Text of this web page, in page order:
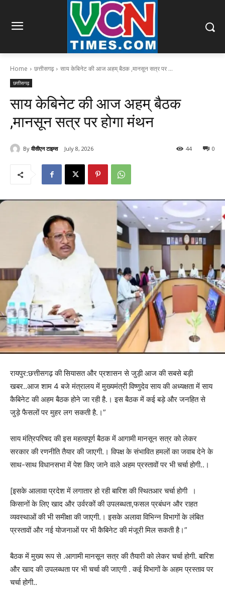
Home छत्तीसगढ़ साय केबिनेट की आज अहम् बैठक ,मानसून सत्र पर ...
छत्तीसगढ़
साय केबिनेट की आज अहम् बैठक
,मानसून सत्र पर होगा मंथन
By वीसीएन टाइम्स July 8, 2026 0
44
रायपुर:छत्तीसगढ़ की सियासत और प्रशासन से जुड़ी आज की सबसे बड़ी
खबर..आज शाम 4 बजे मंत्रालय में मुख्यमंत्री विष्णुदेव साय की अध्यक्षता में साय
कैबिनेट की अहम बैठक होने जा रही है.। इस बैठक में कई बड़े और जनहित से
जुड़े फैसलों पर मुहर लग सकती है.।”
साय मंत्रिपरिषद की इस महत्वपूर्ण बैठक में आगामी मानसून सत्र को लेकर
सरकार की रणनीति तैयार की जाएगी.। विपक्ष के संभावित हमलों का जवाब देने के
साथ-साथ विधानसभा में पेश किए जाने वाले अहम प्रस्तावों पर भी चर्चा होगी..।
[इसके आलावा प्रदेश में लगातार हो रही बारिश की स्थितआर चर्चा होगी ।
किसानों के लिए खाद और उर्वरकों की उपलब्धता,फसल प्रबंधन और राहत
व्यवस्थाओं की भी समीक्षा की जाएगी.। इसके अलावा विभिन्न विभागों के लंबित
प्रस्तावों और नई योजनाओं पर भी कैबिनेट की मंजूरी मिल सकती है।”
बैठक में मुख्य रूप से .आगामी मानसून सत्र की तैयारी को लेकर चर्चा होगी. बारिश
और खाद की उपलब्धता पर भी चर्चा की जाएगी . कई विभागों के अहम प्रस्ताव पर
चर्चा होगी..